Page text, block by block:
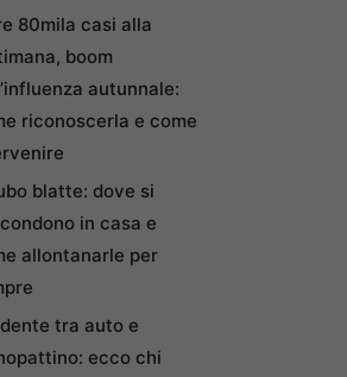
80mila casi alla
boom
autunnale:
riconoscerla e come
blatte: dove si
in casa e
allontanarle per
tra auto e
ecco chi